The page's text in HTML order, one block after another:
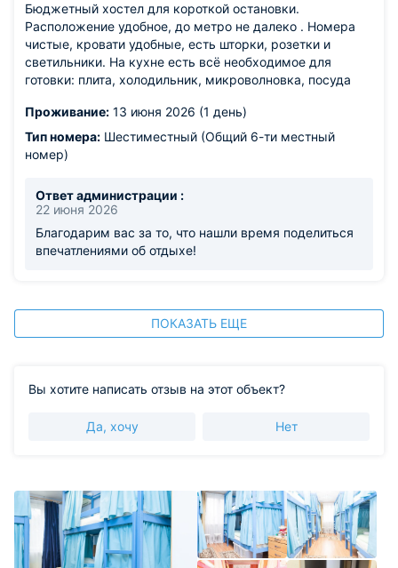
Бюджетный хостел для короткой остановки.
Расположение удобное, до метро не далеко . Номера
чистые, кровати удобные, есть шторки, розетки и
светильники. На кухне есть всё необходимое для
готовки: плита, холодильник, микроволновка, посуда
Проживание: 13 июня 2026 (1 день)
Тип номера: Шестиместный (Общий 6-ти местный
номер)
Ответ администрации :
22 июня 2026
Благодарим вас за то, что нашли время поделиться
впечатлениями об отдыхе!
ПОКАЗАТЬ ЕЩЕ
Вы хотите написать отзыв на этот объект?
Да, хочу Нет